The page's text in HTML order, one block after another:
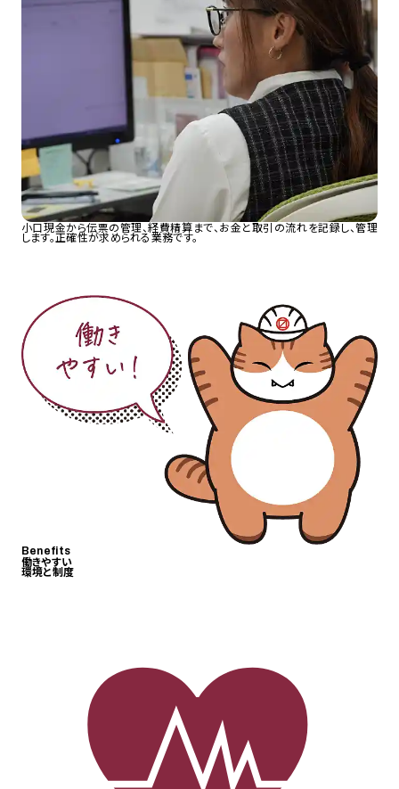
小口現金から伝票の管理、経費精算まで、お金と取引の流れを記録し、管理
します。正確性が求められる業務です。
Benefits
働きやすい
環境と制度